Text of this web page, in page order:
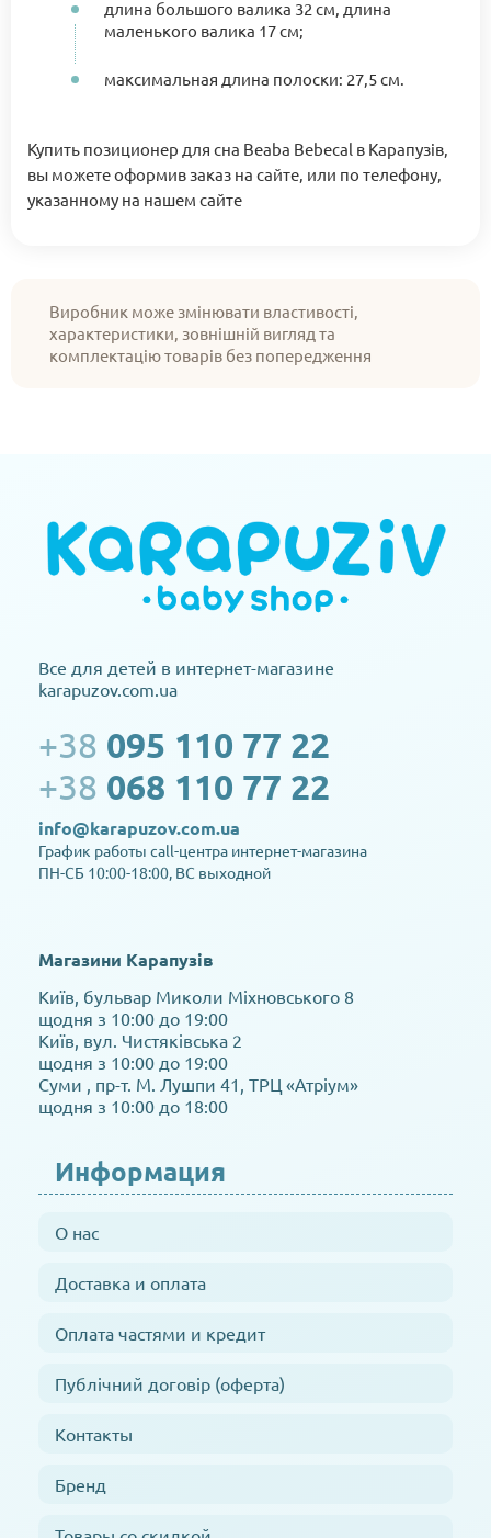
длина большого валика 32 см, длина
маленького валика 17 см;
максимальная длина полоски: 27,5 см.
Купить позиционер для сна Beaba Bebecal в Карапузів,
вы можете оформив заказ на сайте, или по телефону,
указанному на нашем сайте
Виробник може змінювати властивості,
характеристики, зовнішній вигляд та
комплектацію товарів без попередження
Все для детей в интернет-магазине
karapuzov.com.ua
+38 095 110 77 22
+38 068 110 77 22
info@karapuzov.com.ua
График работы call-центра интернет-магазина
ПН-СБ 10:00-18:00, ВС выходной
Магазини Карапузів
Київ, бульвар Миколи Міхновського 8
щодня з 10:00 до 19:00
Київ, вул. Чистяківська 2
щодня з 10:00 до 19:00
Суми , пр-т. М. Лушпи 41, ТРЦ «Атріум»
щодня з 10:00 до 18:00
Информация
О нас
Доставка и оплата
Оплата частями и кредит
Публічний договір (оферта)
Контакты
Бренд